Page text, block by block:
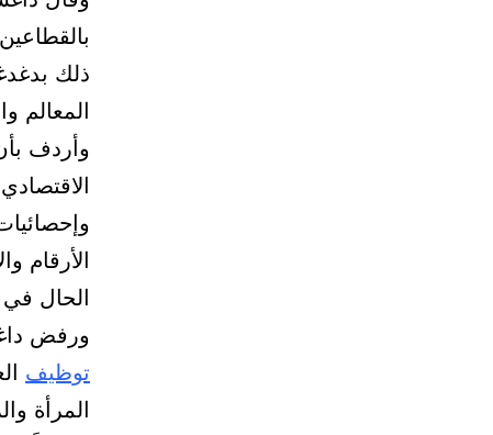
ذلك
المعالم
وأردف
الأرقام
الحال
ورفض
توظيف
المرأة